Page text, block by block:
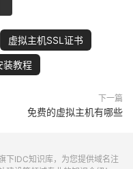
虚拟主机SSL证书
装教程
下一篇
免费的虚拟主机有哪些
下IDC知识库，为您提供域名注